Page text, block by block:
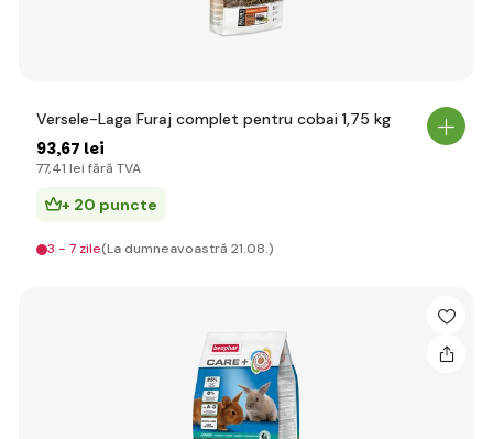
Versele-Laga Furaj complet pentru cobai 1,75 kg
93,67 lei
77,41 lei fără TVA
+ 20 puncte
3 - 7 zile(La dumneavoastră 21.08.)